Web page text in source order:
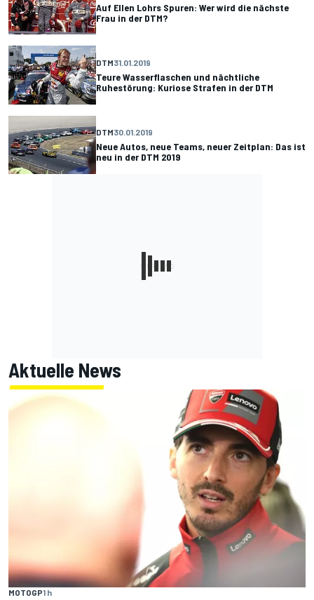
Auf Ellen Lohrs Spuren: Wer wird die nächste
Frau in der DTM?
DTM31.01.2019
Teure Wasserflaschen und nächtliche
Ruhestörung: Kuriose Strafen in der DTM
DTM30.01.2019
Neue Autos, neue Teams, neuer Zeitplan: Das ist
neu in der DTM 2019
Aktuelle News
MOTOGP1 h